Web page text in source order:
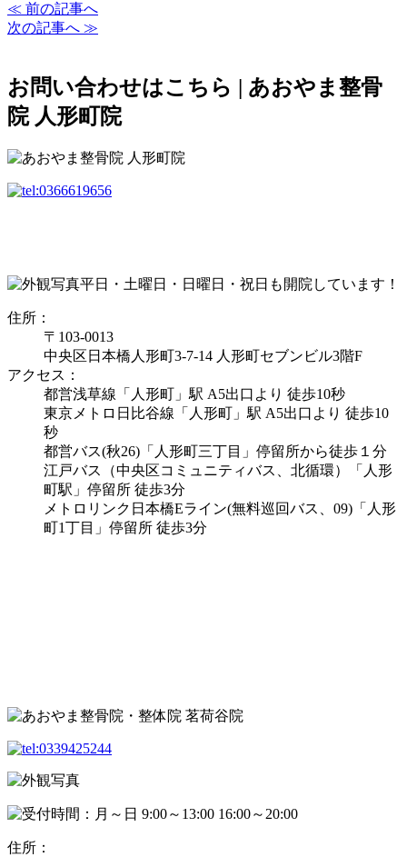
≪ 前の記事へ
次の記事へ ≫
お問い合わせはこちら | あおやま整骨
院 人形町院
平日・土曜日・日曜日・祝日も開院しています！
住所：
〒103-0013
中央区日本橋人形町3-7-14 人形町セブンビル3階F
アクセス：
都営浅草線「人形町」駅 A5出口より 徒歩10秒
東京メトロ日比谷線「人形町」駅 A5出口より 徒歩10
秒
都営バス(秋26)「人形町三丁目」停留所から徒歩１分
江戸バス（中央区コミュニティバス、北循環）「人形
町駅」停留所 徒歩3分
メトロリンク日本橋Eライン(無料巡回バス、09)「人形
町1丁目」停留所 徒歩3分
住所：